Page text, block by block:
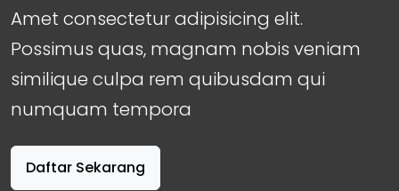
Amet consectetur adipisicing elit.
Possimus quas, magnam nobis veniam
similique culpa rem quibusdam qui
numquam tempora
Daftar Sekarang